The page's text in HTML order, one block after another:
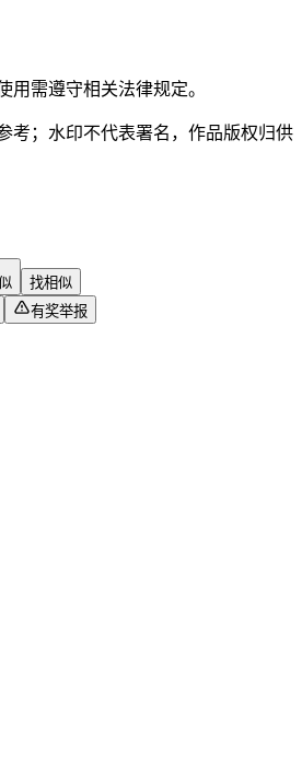
用需遵守相关法律规定。
考；水印不代表署名，作品版权归供
找相似
有奖举报